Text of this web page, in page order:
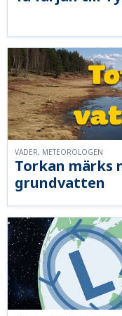
Torkan märks
grundvatten
VÄDER, METEOROLOGEN